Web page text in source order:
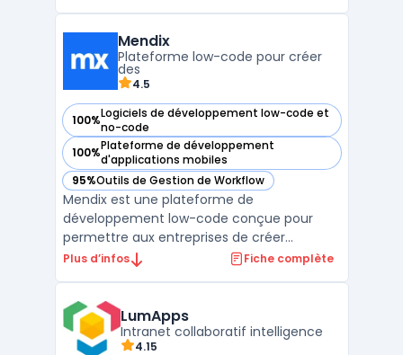
documentaire, le suivi des audits et la
traçabilité ...
Mendix
Plateforme low-code pour créer
des
4.5
100%Logiciels de développement low-code et
no-code
— voir Mendix dans cette catégorie
100%Plateforme de développement
d'applications mobiles
— voir Mendix dans cette catégorie
95%Outils de Gestion de Workflow
— voir Mendix dans cette catégorie
Mendix est une plateforme de
développement low-code conçue pour
permettre aux entreprises de créer
rapidement des applications d'entreprise
développement d'applications mobiles, web
et omnicanal, sans nécessiter de compét ...
Plus d’infos Fiche complète
LumApps
Intranet collaboratif intelligence
4.15